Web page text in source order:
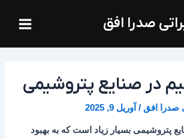
صدرا افق
Menu
در صنایع پتروشیمی
صدرا افق/ آوریل 9, 2025
پتروشیمی بسیار زیاد است که به بهبود